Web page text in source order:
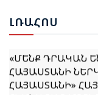
ԼՌԱՀՈՍ
ՀԱՅԱՍՏԱՆԻ
ՀԱՅԱՍՏԱՆԻ»
ՀԻՄՆԱՐԱՐ